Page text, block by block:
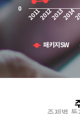
패키지SW
0 2011201220132014
End of interactive